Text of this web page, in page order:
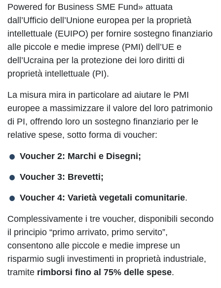
Powered for Business SME Fund» attuata
dall’Ufficio dell’Unione europea per la proprietà
intellettuale (EUIPO) per fornire sostegno finanziario
alle piccole e medie imprese (PMI) dell’UE e
dell’Ucraina per la protezione dei loro diritti di
proprietà intellettuale (PI).
La misura mira in particolare ad aiutare le PMI
europee a massimizzare il valore del loro patrimonio
di PI, offrendo loro un sostegno finanziario per le
relative spese, sotto forma di voucher:
Voucher 2: Marchi e Disegni;
Voucher 3: Brevetti;
Voucher 4: Varietà vegetali comunitarie.
Complessivamente i tre voucher, disponibili secondo
il principio “primo arrivato, primo servito”,
consentono alle piccole e medie imprese un
risparmio sugli investimenti in proprietà industriale,
tramite rimborsi fino al 75% delle spese.